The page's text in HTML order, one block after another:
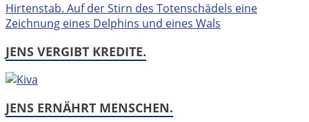
JENS VERGIBT KREDITE.
JENS ERNÄHRT MENSCHEN.